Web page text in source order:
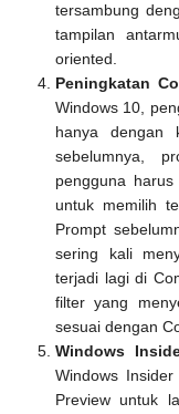
tersambung
tampilan
oriented.
Peningkatan
Windows 10,
hanya dengan
sebelumnya,
pengguna
untuk memilih
Prompt
sering kali
terjadi lagi di
filter yang
sesuai dengan
Windows
Windows
Preview untuk